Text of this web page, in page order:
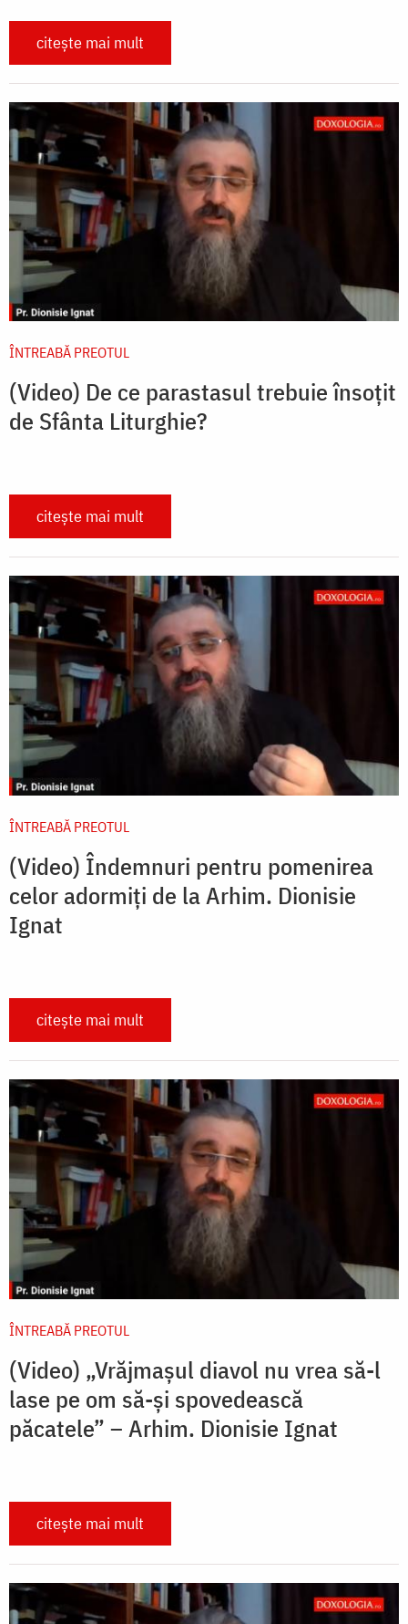
citește mai mult
ÎNTREABĂ PREOTUL
(Video) De ce parastasul trebuie însoțit
de Sfânta Liturghie?
citește mai mult
ÎNTREABĂ PREOTUL
(Video) Îndemnuri pentru pomenirea
celor adormiți de la Arhim. Dionisie
Ignat
citește mai mult
ÎNTREABĂ PREOTUL
(Video) „Vrăjmașul diavol nu vrea să-l
lase pe om să-și spovedească
păcatele” – Arhim. Dionisie Ignat
citește mai mult